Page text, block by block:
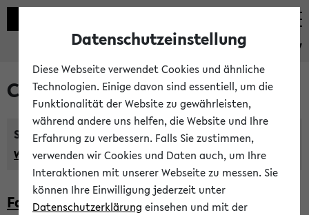
eKVV
Courses taught in English
Semester:
WiSe 2026/2027 SoSe 2026 Previous...
Faculty of Biology
Datenschutzeinstellung
Diese Webseite verwendet Cookies und ähnliche
Technologien. Einige davon sind essentiell, um die
Funktionalität der Website zu gewährleisten,
während andere uns helfen, die Website und Ihre
Erfahrung zu verbessern. Falls Sie zustimmen,
verwenden wir Cookies und Daten auch, um Ihre
Interaktionen mit unserer Webseite zu messen. Sie
können Ihre Einwilligung jederzeit unter
Datenschutzerklärung einsehen und mit der